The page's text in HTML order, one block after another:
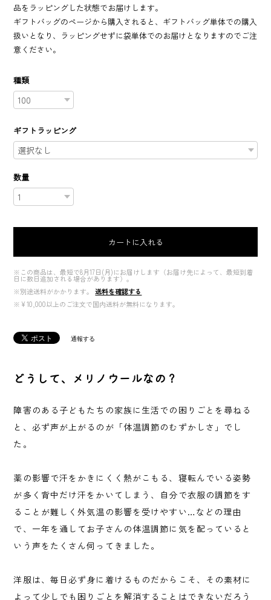
品をラッピングした状態でお届けします。
ギフトバッグのページから購入されると、ギフトバッグ単体での購入
扱いとなり、ラッピングせずに袋単体でのお届けとなりますのでご注
意ください。
種類
ギフトラッピング
数量
カートに入れる
※この商品は、最短で8月17日(月)にお届けします（お届け先によって、最短到着
日に数日追加される場合があります）。
※別途送料がかかります。
送料を確認する
※¥10,000以上のご注文で国内送料が無料になります。
通報する
どうして、メリノウールなの？
障害のある子どもたちの家族に生活での困りごとを尋ねる
と、必ず声が上がるのが「体温調節のむずかしさ」でし
た。
薬の影響で汗をかきにくく熱がこもる、寝転んでいる姿勢
が多く背中だけ汗をかいてしまう、自分で衣服の調節をす
ることが難しく外気温の影響を受けやすい…などの理由
で、一年を通してお子さんの体温調節に気を配っていると
いう声をたくさん伺ってきました。
洋服は、毎日必ず身に着けるものだからこそ、その素材に
よって少しでも困りごとを解消することはできないだろう